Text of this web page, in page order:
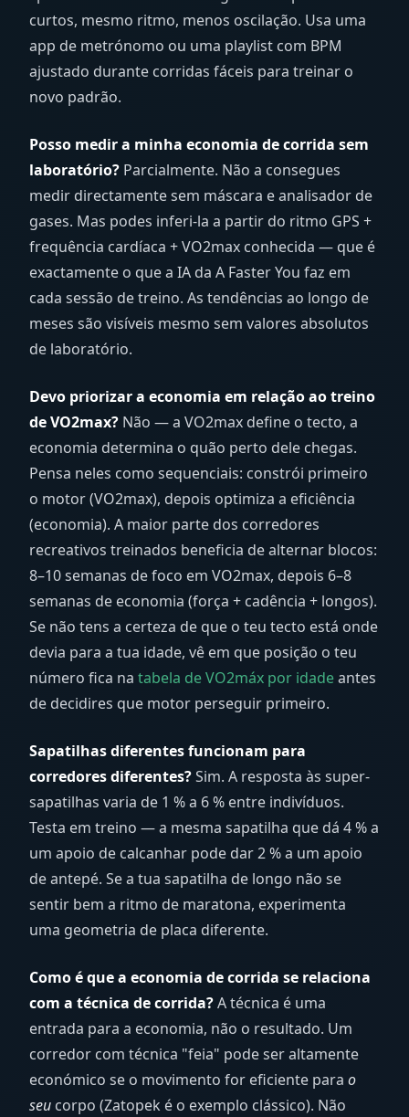
curtos, mesmo ritmo, menos oscilação. Usa uma
app de metrónomo ou uma playlist com BPM
ajustado durante corridas fáceis para treinar o
novo padrão.
Posso medir a minha economia de corrida sem
laboratório? Parcialmente. Não a consegues
medir directamente sem máscara e analisador de
gases. Mas podes inferi-la a partir do ritmo GPS +
frequência cardíaca + VO2max conhecida — que é
exactamente o que a IA da A Faster You faz em
cada sessão de treino. As tendências ao longo de
meses são visíveis mesmo sem valores absolutos
de laboratório.
Devo priorizar a economia em relação ao treino
de VO2max? Não — a VO2max define o tecto, a
economia determina o quão perto dele chegas.
Pensa neles como sequenciais: constrói primeiro
o motor (VO2max), depois optimiza a eficiência
(economia). A maior parte dos corredores
recreativos treinados beneficia de alternar blocos:
8–10 semanas de foco em VO2max, depois 6–8
semanas de economia (força + cadência + longos).
Se não tens a certeza de que o teu tecto está onde
devia para a tua idade, vê em que posição o teu
número fica na tabela de VO2máx por idadeantes
de decidires que motor perseguir primeiro.
Sapatilhas diferentes funcionam para
corredores diferentes?Sim. A resposta às super-
sapatilhas varia de 1 % a 6 % entre indivíduos.
Testa em treino — a mesma sapatilha que dá 4 % a
um apoio de calcanhar pode dar 2 % a um apoio
de antepé. Se a tua sapatilha de longo não se
sentir bem a ritmo de maratona, experimenta
uma geometria de placa diferente.
Como é que a economia de corrida se relaciona
com a técnica de corrida?A técnica é uma
entrada para a economia, não o resultado. Um
corredor com técnica "feia" pode ser altamente
económico se o movimento for eficiente para o
seu corpo (Zatopek é o exemplo clássico). Não